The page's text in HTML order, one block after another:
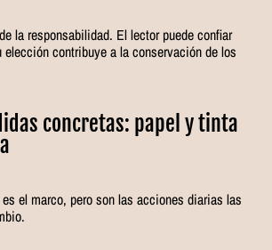
la responsabilidad. El lector puede confiar
elección contribuye a la conservación de los
concretas: papel y tinta
el marco, pero son las acciones diarias las